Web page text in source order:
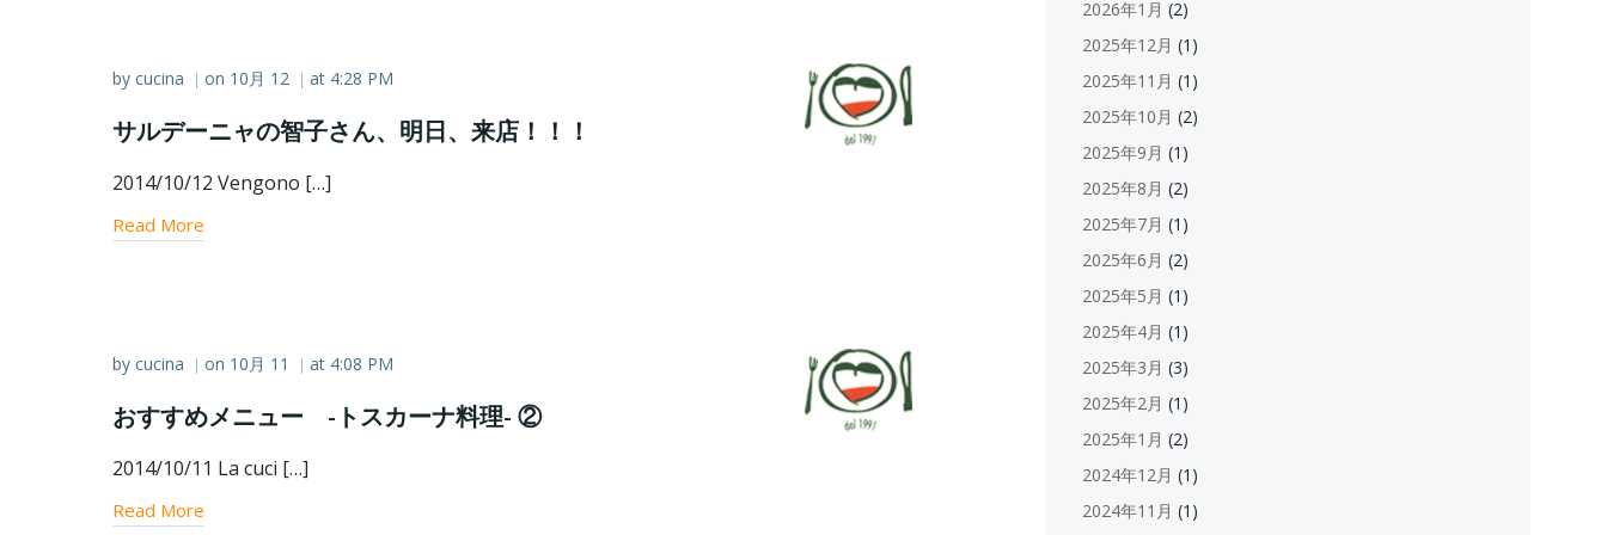
by cucina | on 10月 12 | at 4:28 PM
サルデーニャの智子さん、明日、来店！！！
2014/10/12 Vengono […]
Read More
by cucina | on 10月 11 | at 4:08 PM
おすすめメニュー -トスカーナ料理- ②
2014/10/11 La cuci […]
Read More
2026年1月 (2)
2025年12月 (1)
2025年11月 (1)
2025年10月 (2)
2025年9月 (1)
2025年8月 (2)
2025年7月 (1)
2025年6月 (2)
2025年5月 (1)
2025年4月 (1)
2025年3月 (3)
2025年2月 (1)
2025年1月 (2)
2024年12月 (1)
2024年11月 (1)